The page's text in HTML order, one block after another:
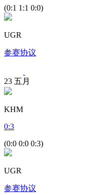
(0:1 1:1 0:0)
UGR
参赛协议
23 五月
KHM
0:3
(0:0 0:0 0:3)
UGR
参赛协议